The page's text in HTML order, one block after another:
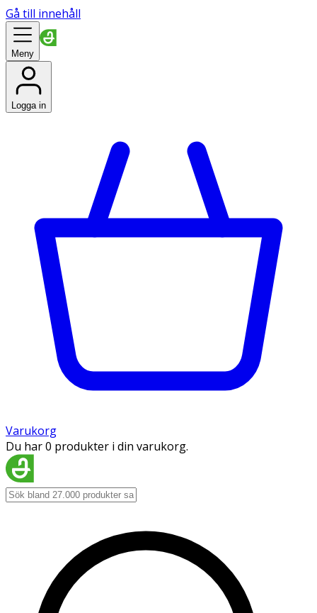
Gå till innehåll
Meny
Logga in
Varukorg
Du har 0 produkter i din varukorg.